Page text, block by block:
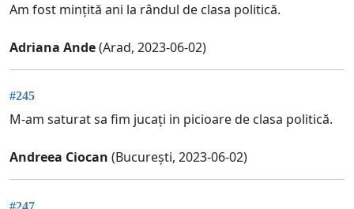
Am fost mințită ani la rândul de clasa politică.
Adriana Ande(Arad, 2023-06-02)
#245
M-am saturat sa fim jucați in picioare de clasa politică.
Andreea Ciocan (București, 2023-06-02)
#247